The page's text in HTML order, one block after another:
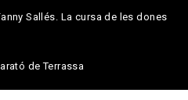
Sallés. La cursa de les dones
de Terrassa